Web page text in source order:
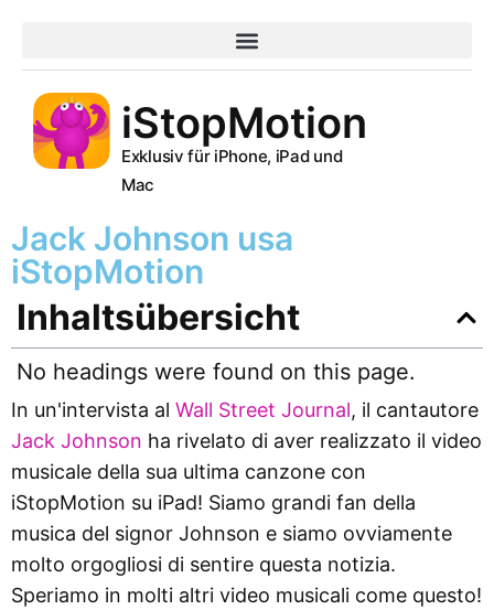
iStopMotion
Exklusiv für iPhone, iPad und
Mac
Jack Johnson usa
iStopMotion
Inhaltsübersicht
No headings were found on this page.
In un'intervista al Wall Street Journal, il cantautore
Jack Johnson ha rivelato di aver realizzato il video
musicale della sua ultima canzone con
iStopMotion su iPad! Siamo grandi fan della
musica del signor Johnson e siamo ovviamente
molto orgogliosi di sentire questa notizia.
Speriamo in molti altri video musicali come questo!